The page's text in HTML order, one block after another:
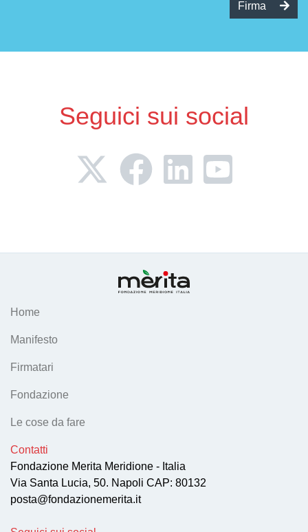
Firma
Seguici sui social
Home
Manifesto
Firmatari
Fondazione
Le cose da fare
Contatti
Fondazione Merita Meridione - Italia
Via Santa Lucia, 50. Napoli CAP: 80132
posta@fondazionemerita.it